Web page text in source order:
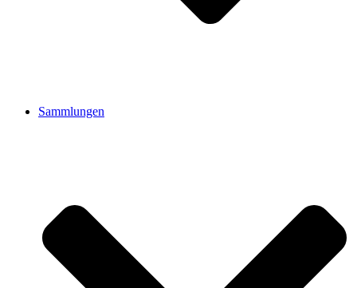
Sammlungen